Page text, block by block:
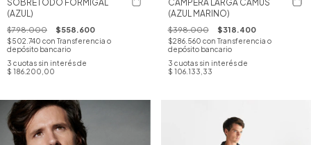
SOBRETODO FORMIGAL
(AZUL)
$798.000 $558.600
$502.740 con Transferencia o
depósito bancario
3 cuotas sin interés de
$ 186.200,00
CAMPERA LARGA CAMUS
(AZUL MARINO)
$398.000 $318.400
$286.560 con Transferencia o
depósito bancario
3 cuotas sin interés de
$ 106.133,33